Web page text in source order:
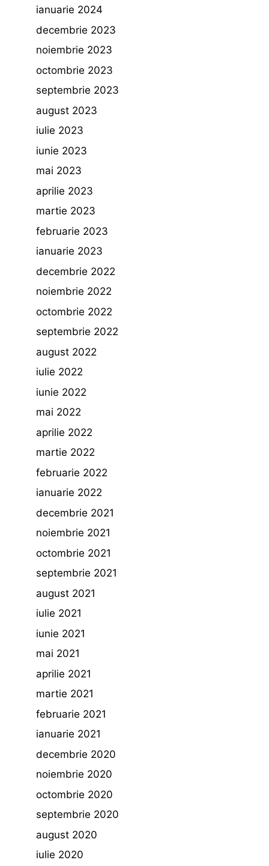
ianuarie 2024
decembrie 2023
noiembrie 2023
octombrie 2023
septembrie 2023
august 2023
iulie 2023
iunie 2023
mai 2023
aprilie 2023
martie 2023
februarie 2023
ianuarie 2023
decembrie 2022
noiembrie 2022
octombrie 2022
septembrie 2022
august 2022
iulie 2022
iunie 2022
mai 2022
aprilie 2022
martie 2022
februarie 2022
ianuarie 2022
decembrie 2021
noiembrie 2021
octombrie 2021
septembrie 2021
august 2021
iulie 2021
iunie 2021
mai 2021
aprilie 2021
martie 2021
februarie 2021
ianuarie 2021
decembrie 2020
noiembrie 2020
octombrie 2020
septembrie 2020
august 2020
iulie 2020